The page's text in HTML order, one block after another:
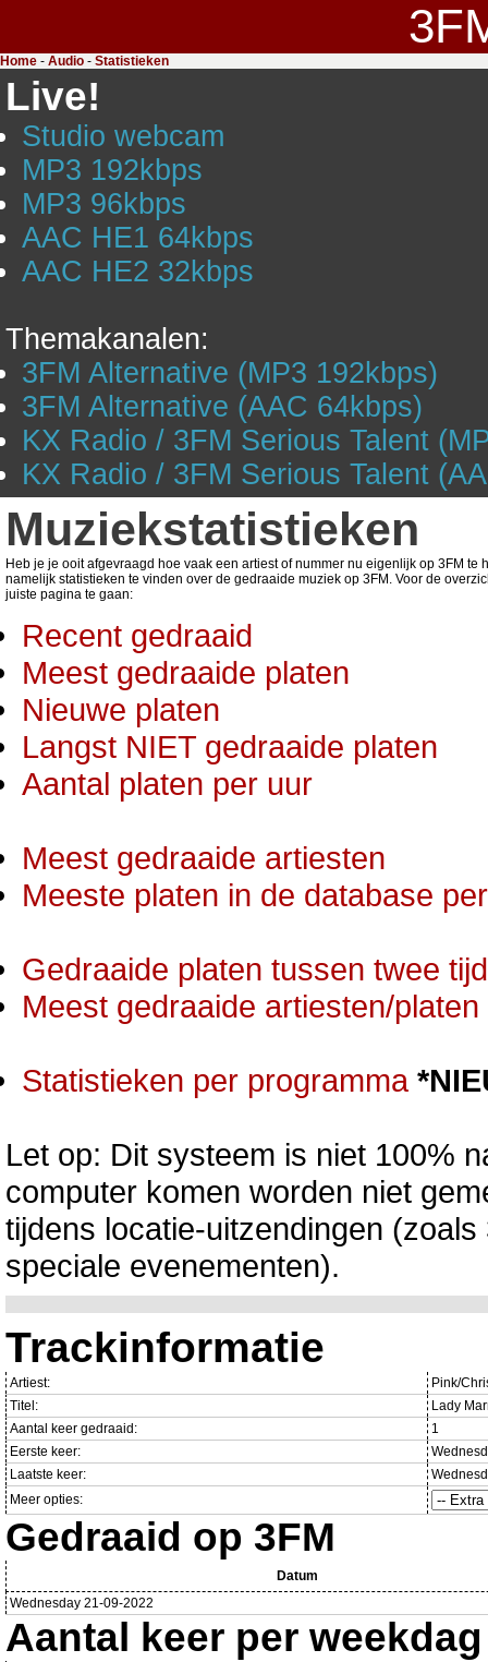
Home - Audio - Statistieken
Live!
Studio webcam
MP3 192kbps
MP3 96kbps
AAC HE1 64kbps
AAC HE2 32kbps
Themakanalen:
3FM Alternative (MP3 192kbps)
3FM Alternative (AAC 64kbps)
KX Radio / 3FM Serious Talent
KX Radio / 3FM Serious Talent
Muziekstatistieken
Heb je je ooit afgevraagd hoe vaak een artiest of nummer nu eigenlijk op 3FM
namelijk statistieken te vinden over de gedraaide muziek op 3FM. Voor de
juiste pagina te gaan:
Recent gedraaid
Meest gedraaide platen
Nieuwe platen
Langst NIET gedraaide platen
Aantal platen per uur
Meest gedraaide artiesten
Meeste platen in de database
Gedraaide platen tussen twee
Meest gedraaide artiesten/
Statistieken per programma
Let op: Dit systeem is niet 100%
computer komen worden niet
tijdens locatie-uitzendingen
speciale evenementen).
Trackinformatie
Artiest:
Pink/
Titel:
Lady
Aantal keer gedraaid:
1
Eerste keer:
Laatste keer:
Meer opties:
Gedraaid op 3FM
Datum
Wednesday 21-09-2022
Aantal keer per weekdag